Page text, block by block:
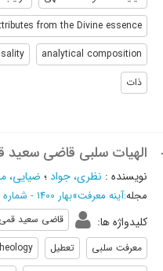
from the Divine essence
analytical composition
ذات
الهیات سلبی قاضی
نویسنده : نظری، جواد؛ ضیایی،
مجله:آینه معرفت»بهار 1400 - شماره 66
کلیدواژه ها: قاضی سعید قمی
معرفت سلبی
تعطیل